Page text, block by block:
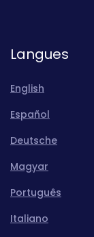
Langues
English
Español
Deutsche
Magyar
Português
Italiano